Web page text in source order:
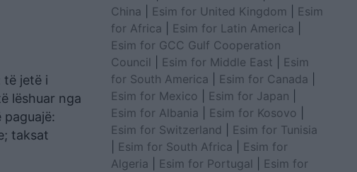
të jetë i
lëshuar nga
taksat
China
Esim for United Kingdom
Esim
for Africa
Esim for Latin America
Esim for GCC Gulf Cooperation
Council
Esim for Middle East
Esim
for South America
Esim for Canada
Esim for Mexico
Esim for Japan
Esim for Albania
Esim for Kosovo
Esim for Switzerland
Esim for Tunisia
Esim for South Africa
Esim for
Algeria
Esim for Portugal
Esim for